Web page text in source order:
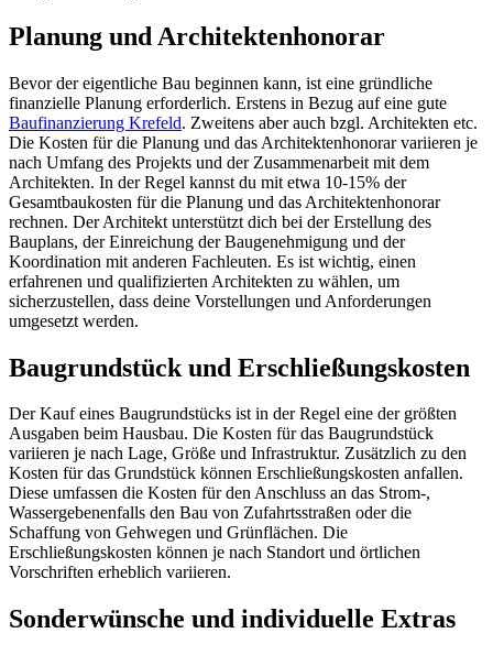
Planung und Architektenhonorar
Bevor der eigentliche Bau beginnen kann, ist eine gründliche
finanzielle Planung erforderlich. Erstens in Bezug auf eine gute
Baufinanzierung Krefeld. Zweitens aber auch bzgl. Architekten etc.
Die Kosten für die Planung und das Architektenhonorar variieren je
nach Umfang des Projekts und der Zusammenarbeit mit dem
Architekten. In der Regel kannst du mit etwa 10-15% der
Gesamtbaukosten für die Planung und das Architektenhonorar
rechnen. Der Architekt unterstützt dich bei der Erstellung des
Bauplans, der Einreichung der Baugenehmigung und der
Koordination mit anderen Fachleuten. Es ist wichtig, einen
erfahrenen und qualifizierten Architekten zu wählen, um
sicherzustellen, dass deine Vorstellungen und Anforderungen
umgesetzt werden.
Baugrundstück und Erschließungskosten
Der Kauf eines Baugrundstücks ist in der Regel eine der größten
Ausgaben beim Hausbau. Die Kosten für das Baugrundstück
variieren je nach Lage, Größe und Infrastruktur. Zusätzlich zu den
Kosten für das Grundstück können Erschließungskosten anfallen.
Diese umfassen die Kosten für den Anschluss an das Strom-,
Wassergebenenfalls den Bau von Zufahrtsstraßen oder die
Schaffung von Gehwegen und Grünflächen. Die
Erschließungskosten können je nach Standort und örtlichen
Vorschriften erheblich variieren.
Sonderwünsche und individuelle Extras